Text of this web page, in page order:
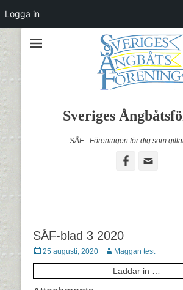
Sveriges
SÅF - Föreningen för dig som
Facebook
SÅF-blad 3 2020
Postades
den
25 augusti, 2020 Författare
Maggan test
Laddar in …
Logga in